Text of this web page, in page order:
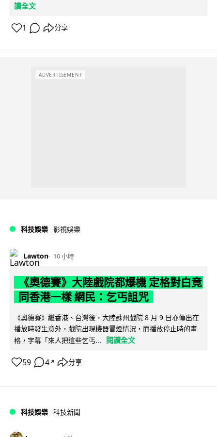
讀全文
1 分享
ADVERTISEMENT
科技娛樂 影視娛樂
Lawton 10 小時
《奧德賽》大陸戲院都爆機 定格對白竟
同香港一樣 網民：乞丐詛咒
《奧德賽》繼香港、台灣後，大陸蘇州戲院 8 月 9 日亦傳出在
播放時發生意外，戲院出現機器冒煙情況，而播放停止時的畫
格，字幕「來人把這些乞丐...
閱讀全文
59 4 ↗ 分享
科技娛樂 科技新聞